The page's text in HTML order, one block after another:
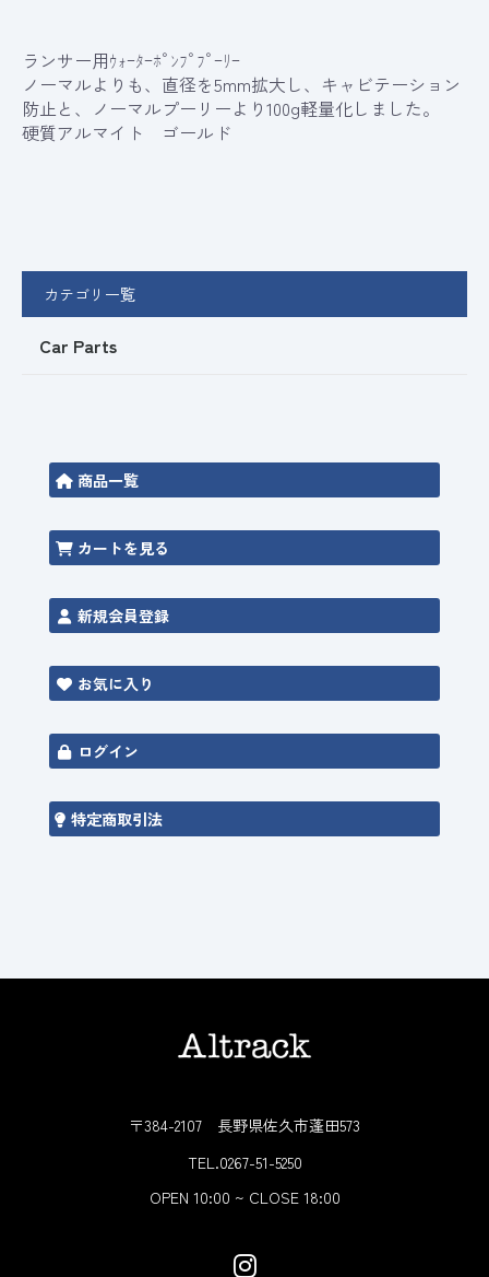
ランサー用ｳｫｰﾀｰﾎﾟﾝﾌﾟﾌﾟｰﾘｰ
ノーマルよりも、直径を5mm拡大し、キャビテーション
防止と、ノーマルプーリーより100g軽量化しました。
硬質アルマイト ゴールド
カテゴリ一覧
Car Parts
商品一覧
カートを見る
新規会員登録
お気に入り
ログイン
特定商取引法
〒384-2107 長野県佐久市蓬田573
TEL.0267-51-5250
OPEN 10:00 ~ CLOSE 18:00